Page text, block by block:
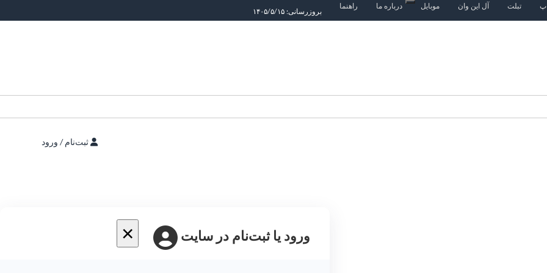
تبلت آل این وان موبایل درباره ما راهنما
بروزرسانی: ۱۴۰۵/۵/۱۵
ثبت‌نام / ورود
× ورود یا ثبت‌نام در سایت